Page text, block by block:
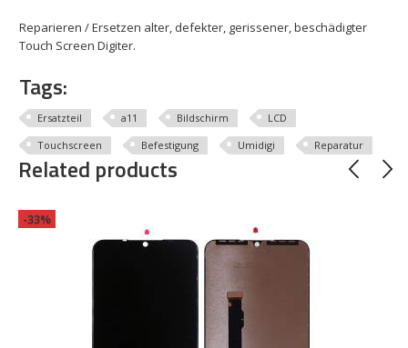
Reparieren / Ersetzen alter, defekter, gerissener, beschädigter
Touch Screen Digiter.
Tags:
Ersatzteil a11 Bildschirm
LCD
Touchscreen
Befestigung Umidigi Reparatur
Related products
-33%